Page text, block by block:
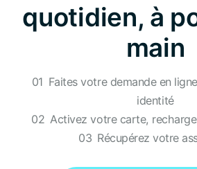
quotidien, à
main
01 Faites votre demande en
identité
02 Activez votre carte,
03 Récupérez votre